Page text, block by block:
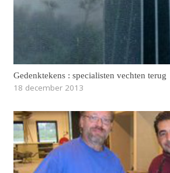
Gedenktekens : specialisten vechten terug
18 december 2013